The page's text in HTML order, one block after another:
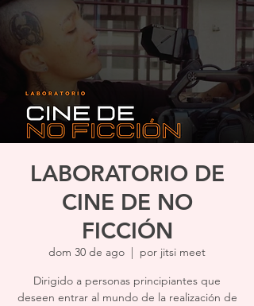
LABORATORIO DE
CINE DE NO
FICCIÓN
dom 30 de ago
  |
por jitsi meet
Dirigido a personas principiantes que
deseen entrar al mundo de la realización de